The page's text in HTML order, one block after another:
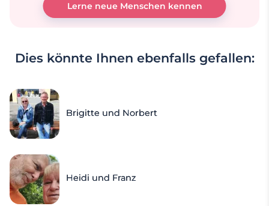
Lerne neue Menschen kennen
Dies könnte Ihnen ebenfalls gefallen:
Brigitte und Norbert
Heidi und Franz